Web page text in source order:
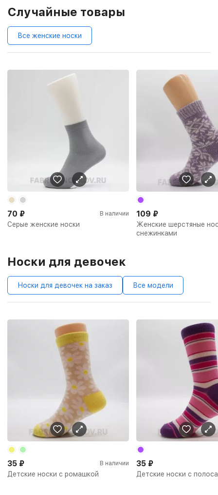
Случайные товары
Все женские носки
Серые женские носки
70 ₽ В наличии
Женские шерстяные
снежинками
109 ₽
Носки для девочек
Носки для девочек на заказ Все модели
Детские носки с ромашкой
35 ₽ В наличии
Детские носки с
35 ₽